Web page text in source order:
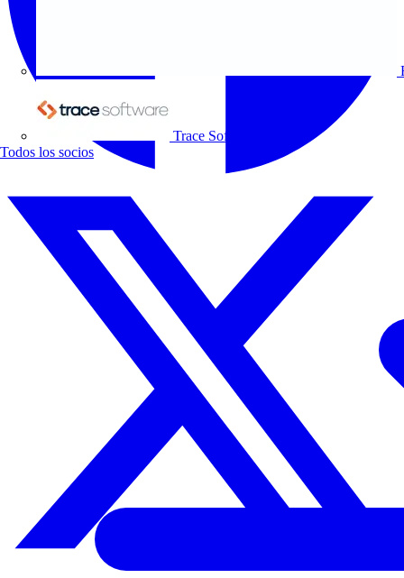
Trace Software
Todos los socios